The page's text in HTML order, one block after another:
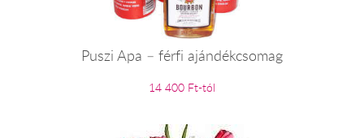
Puszi Apa – férfi ajándékcsomag
14 400 Ft-tól